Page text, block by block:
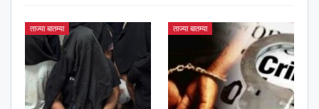
ताज्या बातम्या ताज्या बातम्या